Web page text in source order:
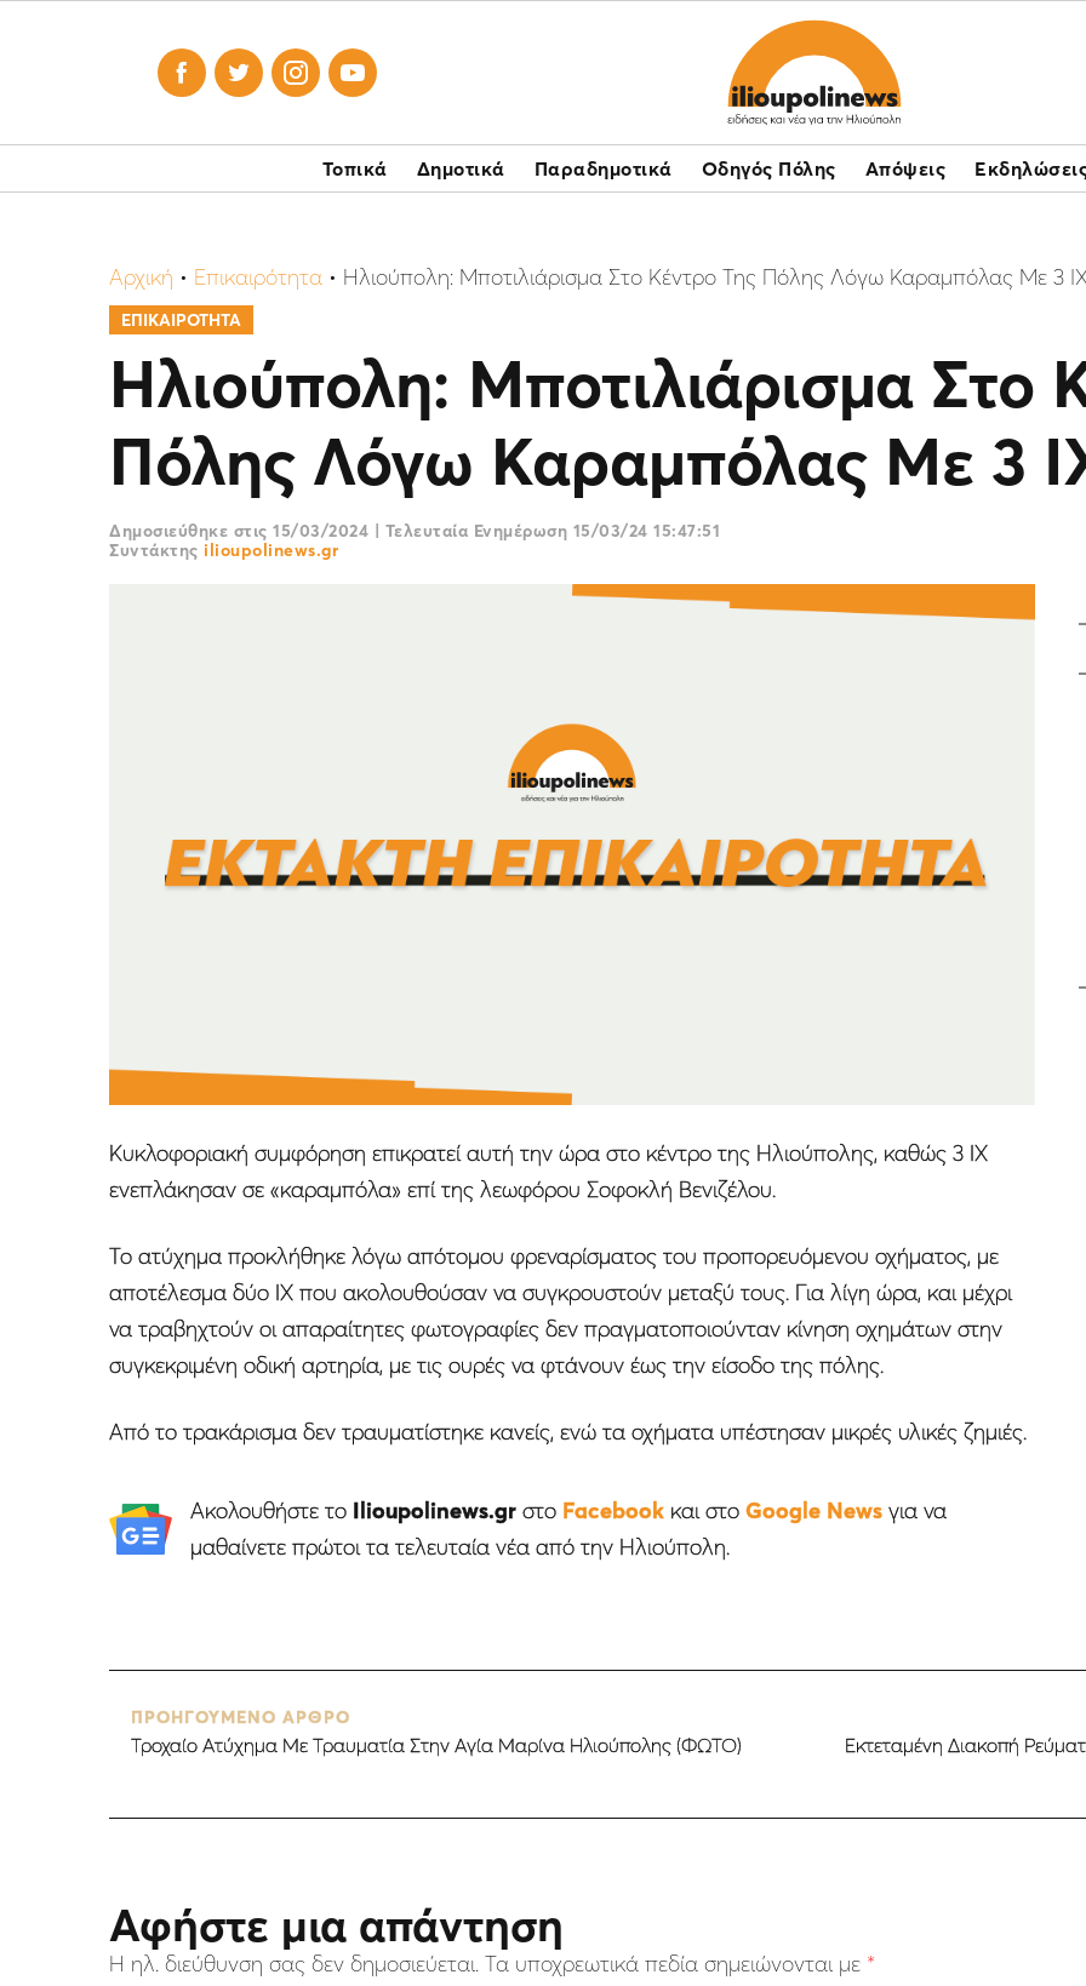
   
Τοπικά Δημοτικά Παραδημοτικά Οδηγός Πόλης Απόψεις
Αρχική • Επικαιρότητα • Ηλιούπολη: Μποτιλιάρισμα Στο Κέντρο Της Πόλης Λόγω Καραμπόλας Με 3
ΕΠΙΚΑΙΡΟΤΗΤΑ
Ηλιούπολη: Μποτιλιάρισμα Στο
Πόλης Λόγω Καραμπόλας Με 3
Δημοσιεύθηκε στις 15/03/2024 | Τελευταία Ενημέρωση 15/03/24 15:47:51
Συντάκτης ilioupolinews.gr
Κυκλοφοριακή συμφόρηση επικρατεί αυτή την ώρα στο κέντρο της Ηλιούπολης, καθώς 3 ΙΧ
ενεπλάκησαν σε «καραμπόλα» επί της λεωφόρου Σοφοκλή Βενιζέλου.
Το ατύχημα προκλήθηκε λόγω απότομου φρεναρίσματος του προπορευόμενου οχήματος, με
αποτέλεσμα δύο ΙΧ που ακολουθούσαν να συγκρουστούν μεταξύ τους. Για λίγη ώρα, και μέχρι
να τραβηχτούν οι απαραίτητες φωτογραφίες δεν πραγματοποιούνταν κίνηση οχημάτων στην
συγκεκριμένη οδική αρτηρία, με τις ουρές να φτάνουν έως την είσοδο της πόλης.
Από το τρακάρισμα δεν τραυματίστηκε κανείς, ενώ τα οχήματα υπέστησαν μικρές υλικές ζημιές.
Ακολουθήστε το Ilioupolinews.grστο Facebookκαι στο Google Newsγια να
μαθαίνετε πρώτοι τα τελευταία νέα από την Ηλιούπολη.
ΠΡΟΗΓΟΥΜΕΝΟ ΑΡΘΡΟ
Τροχαίο Ατύχημα Με Τραυματία Στην Αγία Μαρίνα Ηλιούπολης (ΦΩΤΟ)
Eκτεταμένη Διακοπή
Αφήστε μια απάντηση
Η ηλ. διεύθυνση σας δεν δημοσιεύεται. Τα υποχρεωτικά πεδία σημειώνονται με *